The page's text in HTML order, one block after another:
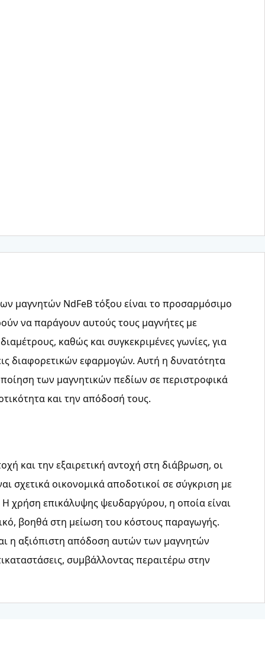
μαγνητών NdFeB τόξου είναι το προσαρμόσιμο
να παράγουν αυτούς τους μαγνήτες με
καθώς και συγκεκριμένες γωνίες, για
διαφορετικών εφαρμογών. Αυτή η δυνατότητα
των μαγνητικών πεδίων σε περιστροφικά
και την απόδοσή τους.
και την εξαιρετική αντοχή στη διάβρωση, οι
σχετικά οικονομικά αποδοτικοί σε σύγκριση με
χρήση επικάλυψης ψευδαργύρου, η οποία είναι
βοηθά στη μείωση του κόστους παραγωγής.
η αξιόπιστη απόδοση αυτών των μαγνητών
συμβάλλοντας περαιτέρω στην